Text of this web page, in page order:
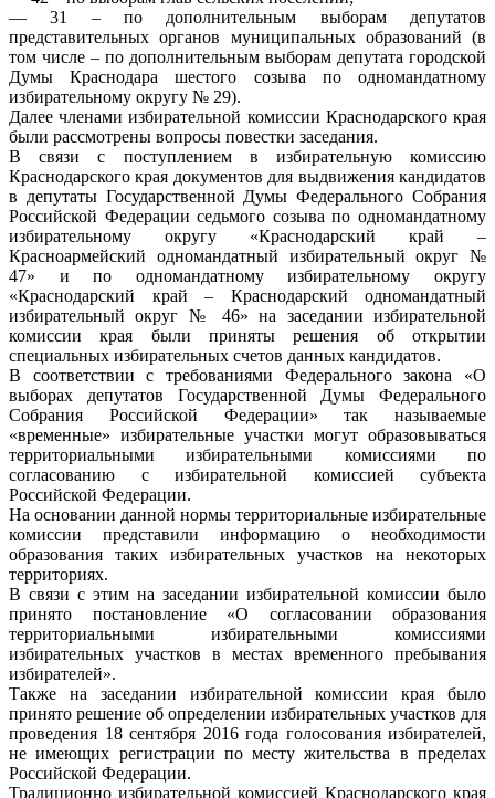
— 31 – по дополнительным выборам депутатов
представительных органов муниципальных образований (в
том числе – по дополнительным выборам депутата городской
Думы Краснодара шестого созыва по одномандатному
избирательному округу № 29).
Далее членами избирательной комиссии Краснодарского края
были рассмотрены вопросы повестки заседания.
В связи с поступлением в избирательную комиссию
Краснодарского края документов для выдвижения кандидатов
в депутаты Государственной Думы Федерального Собрания
Российской Федерации седьмого созыва по одномандатному
избирательному округу «Краснодарский край –
Красноармейский одномандатный избирательный округ №
47» и по одномандатному избирательному округу
«Краснодарский край – Краснодарский одномандатный
избирательный округ № 46» на заседании избирательной
комиссии края были приняты решения об открытии
специальных избирательных счетов данных кандидатов.
В соответствии с требованиями Федерального закона «О
выборах депутатов Государственной Думы Федерального
Собрания Российской Федерации» так называемые
«временные» избирательные участки могут образовываться
территориальными избирательными комиссиями по
согласованию с избирательной комиссией субъекта
Российской Федерации.
На основании данной нормы территориальные избирательные
комиссии представили информацию о необходимости
образования таких избирательных участков на некоторых
территориях.
В связи с этим на заседании избирательной комиссии было
принято постановление «О согласовании образования
территориальными избирательными комиссиями
избирательных участков в местах временного пребывания
избирателей».
Также на заседании избирательной комиссии края было
принято решение об определении избирательных участков для
проведения 18 сентября 2016 года голосования избирателей,
не имеющих регистрации по месту жительства в пределах
Российской Федерации.
Традиционно избирательной комиссией Краснодарского края